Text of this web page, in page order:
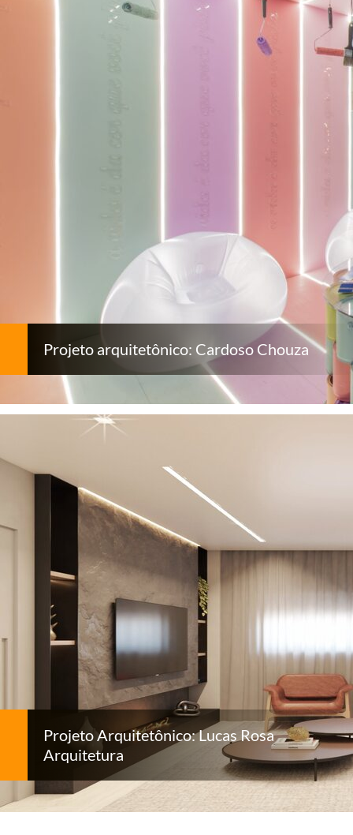
Projeto arquitetônico: Cardoso Chouza
Projeto Arquitetônico: Lucas Rosa
Arquitetura